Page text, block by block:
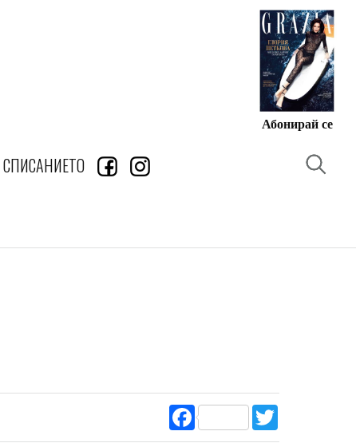
Абонирай се
СПИСАНИЕТО
Facebook